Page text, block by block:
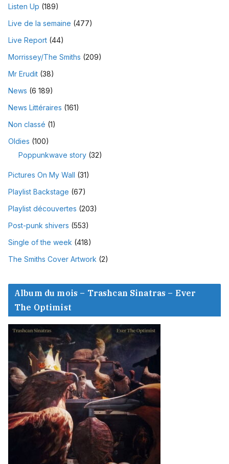
Listen Up (189)
Live de la semaine (477)
Live Report (44)
Morrissey/The Smiths (209)
Mr Erudit (38)
News (6 189)
News Littéraires (161)
Non classé (1)
Oldies (100)
Poppunkwave story (32)
Pictures On My Wall (31)
Playlist Backstage (67)
Playlist découvertes (203)
Post-punk shivers (553)
Single of the week (418)
The Smiths Cover Artwork (2)
Album du mois – Trashcan Sinatras – Ever
The Optimist